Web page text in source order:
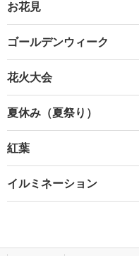
お花見
ゴールデンウィーク
花火大会
夏休み（夏祭り）
紅葉
イルミネーション